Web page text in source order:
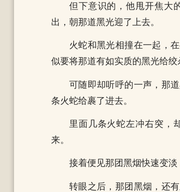
但下意识的，他甩开焦大
出，朝那道黑光迎了上去。
火蛇和黑光相撞在一起，
似要将那道有如实质的黑光给绞
可随即却听呼的一声，那
条火蛇给裹了进去。
里面几条火蛇左冲右突，
来。
接着便见那团黑烟快速变淡
转眼之后，那团黑烟，还